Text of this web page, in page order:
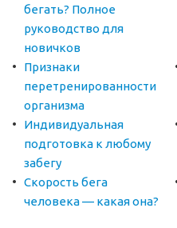
бегать? Полное
руководство для
новичков
Признаки
перетренированности
организма
Индивидуальная
подготовка к любому
забегу
Скорость бега
человека — какая она?